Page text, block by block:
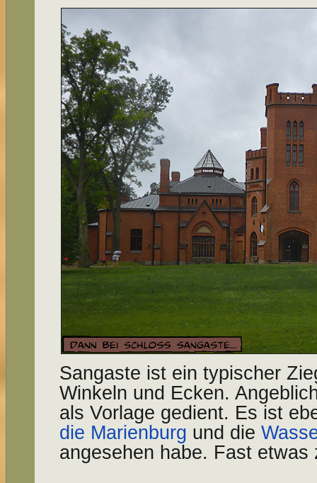
Sangaste ist ein typischer
Winkeln und Ecken.
als Vorlage gedient. Es ist
die Marienburg und die
angesehen habe. Fast etwas